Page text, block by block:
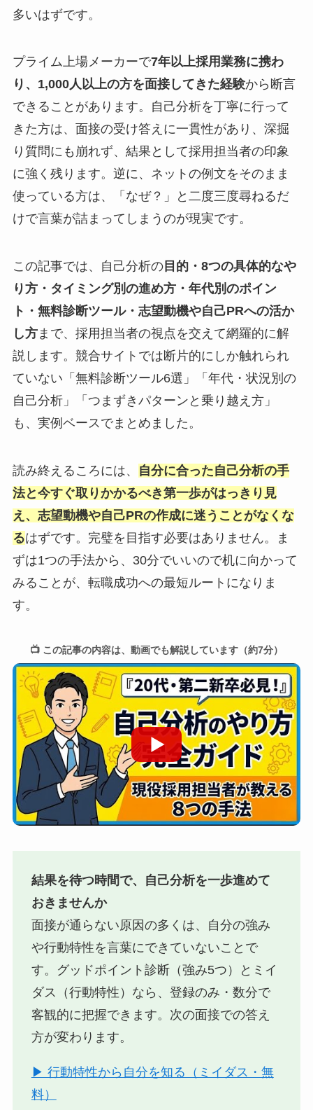
多いはずです。
プライム上場メーカーで7年以上採用業務に携わ
り、1,000人以上の方を面接してきた経験から断言
できることがあります。自己分析を丁寧に行って
きた方は、面接の受け答えに一貫性があり、深掘
り質問にも崩れず、結果として採用担当者の印象
に強く残ります。逆に、ネットの例文をそのまま
使っている方は、「なぜ？」と二度三度尋ねるだ
けで言葉が詰まってしまうのが現実です。
この記事では、自己分析の目的・8つの具体的なや
り方・タイミング別の進め方・年代別のポイン
ト・無料診断ツール・志望動機や自己PRへの活か
し方まで、採用担当者の視点を交えて網羅的に解
説します。競合サイトでは断片的にしか触れられ
ていない「無料診断ツール6選」「年代・状況別の
自己分析」「つまずきパターンと乗り越え方」
も、実例ベースでまとめました。
読み終えるころには、
自分に合った自己分析の手
法と今すぐ取りかかるべき第一歩がはっきり見
え、志望動機や自己PRの作成に迷うことがなくな
るはずです。完璧を目指す必要はありません。ま
ずは1つの手法から、30分でいいので机に向かって
みることが、転職成功への最短ルートになりま
す。
📺 この記事の内容は、動画でも解説しています（約7分）
結果を待つ時間で、自己分析を一歩進めて
おきませんか
面接が通らない原因の多くは、自分の強み
や行動特性を言葉にできていないことで
す。グッドポイント診断（強み5つ）とミイ
ダス（行動特性）なら、登録のみ・数分で
客観的に把握できます。次の面接での答え
方が変わります。
▶ 行動特性から自分を知る（ミイダス・無
料）